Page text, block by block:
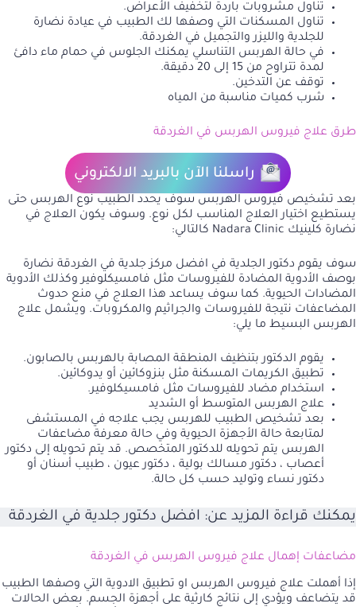
تناول مشروبات باردة لتخفيف الأعراض.
تناول المسكنات التي وصفها لك الطبيب في عيادة نضارة
للجلدية والليزر والتجميل في الغردقة.
في حالة الهربس التناسلي يمكنك الجلوس في حمام ماء دافئ
لمدة تتراوح من 15 إلى 20 دقيقة.
توقف عن التدخين.
شرب كميات مناسبة من المياه
طرق علاج فيروس الهربس في الغردقة
راسلنا الآن بالبريد الالكتروني
بعد تشخيص فيروس الهربس سوف يحدد الطبيب نوع الهربس حتى
يستطيع اختيار العلاج المناسب لكل نوع. وسوف يكون العلاج في
نضارة كلينيك Nadara Clinic كالتالي:
سوف يقوم دكتور الجلدية في افضل مركز جلدية في الغردقة نضارة
بوصف الأدوية المضادة للفيروسات مثل فامسيكلوفير وكذلك الأدوية
المضادات الحيوية. كما سوف يساعد هذا العلاج في منع حدوث
المضاعفات نتيجة للفيروسات والجراثيم والمكروبات. ويشمل علاج
الهربس البسيط ما يلي:
يقوم الدكتور بتنظيف المنطقة المصابة بالهربس بالصابون.
تطبيق الكريمات المسكنة مثل بنزوكائين أو يدوكائين.
استخدام مضاد للفيروسات مثل فامسيكلوفير.
علاج الهربس المتوسط أو الشديد
بعد تشخيص الطبيب للهربس يجب علاجه في المستشفى
لمتابعة حالة الأجهزة الحيوية وفي حالة معرفة مضاعفات
الهربس يتم تحويله للدكتور المتخصص. قد يتم تحويله إلى دكتور
أعصاب ، دكتور مسالك بولية ، دكتور عيون ، طبيب أسنان أو
دكتور نساء وتوليد حسب كل حالة.
يمكنك قراءة المزيد عن: افضل دكتور جلدية في الغردقة
مضاعفات إهمال علاج فيروس الهربس في الغردقة
إذا أهملت علاج فيروس الهربس او تطبيق الادوية التي وصفها الطبيب
قد يتضاعف ويؤدي إلى نتائج كارثية على أجهزة الجسم. بعض الحالات